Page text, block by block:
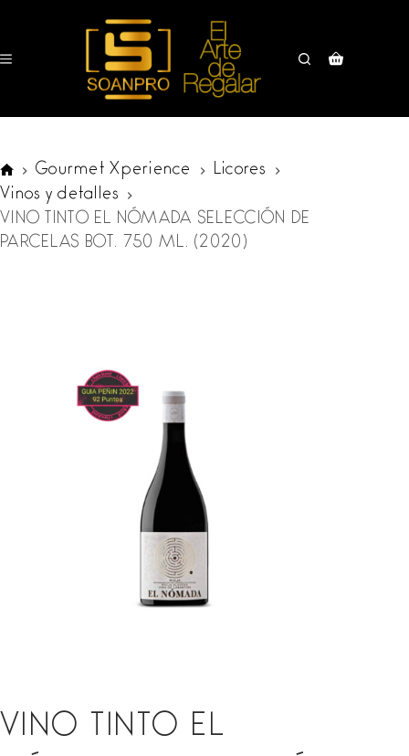
contenido
Carro
compra
SOANPRO
Gourmet Xperience
Licores
Vinos y detalles
VINO TINTO EL NÓMADA SELECCIÓN DE
PARCELAS BOT. 750 ML. (2020)
VINO TINTO EL